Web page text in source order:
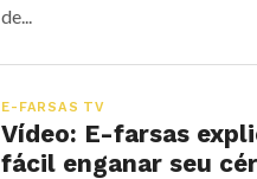
de...
E-FARSAS TV
Vídeo: E-farsas
fácil enganar seu